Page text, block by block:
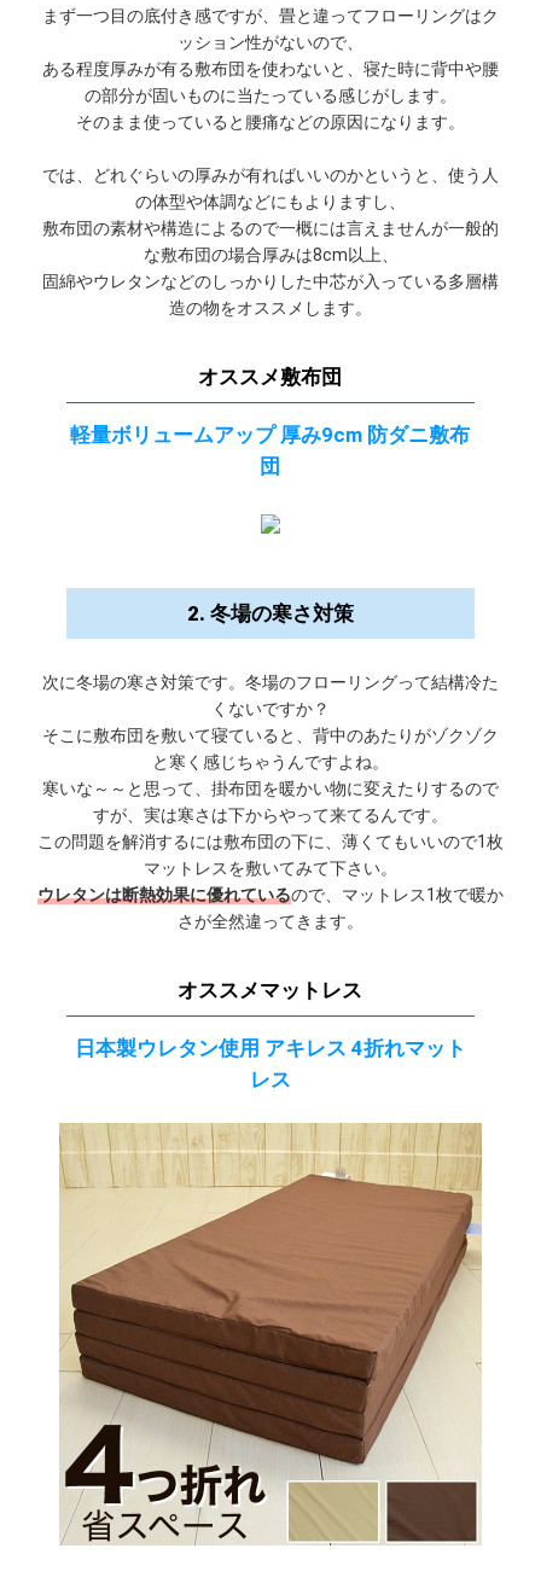
まず一つ目の底付き感ですが、畳と違ってフローリングはク
ッション性がないので、
ある程度厚みが有る敷布団を使わないと、寝た時に背中や腰
の部分が固いものに当たっている感じがします。
そのまま使っていると腰痛などの原因になります。
では、どれぐらいの厚みが有ればいいのかというと、使う人
の体型や体調などにもよりますし、
敷布団の素材や構造によるので一概には言えませんが一般的
な敷布団の場合厚みは8cm以上、
固綿やウレタンなどのしっかりした中芯が入っている多層構
造の物をオススメします。
オススメ敷布団
軽量ボリュームアップ 厚み9cm 防ダニ敷布
団
2. 冬場の寒さ対策
次に冬場の寒さ対策です。冬場のフローリングって結構冷た
くないですか？
そこに敷布団を敷いて寝ていると、背中のあたりがゾクゾク
と寒く感じちゃうんですよね。
寒いな～～と思って、掛布団を暖かい物に変えたりするので
すが、実は寒さは下からやって来てるんです。
この問題を解消するには敷布団の下に、薄くてもいいので1枚
マットレスを敷いてみて下さい。
ウレタンは断熱効果に優れているので、マットレス1枚で暖か
さが全然違ってきます。
オススメマットレス
日本製ウレタン使用 アキレス 4折れマット
レス